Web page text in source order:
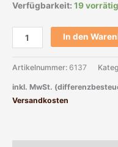
Verfügbarkeit: 19 vorrätig
In den
Artikelnummer: 6137
inkl. MwSt.
Versandkosten